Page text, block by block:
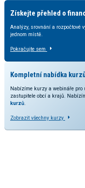
Získejte přehled o
Analýzy, srovnání a rozpočtové
jednom místě.
Pokračujte sem
Kompletní nabídka
Nabízíme kurzy a webináře pro
zastupitele obcí a krajů.
kurzů.
Zobrazit všechny kurzy